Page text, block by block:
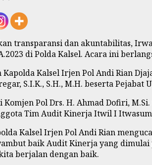
transparansi dan akuntabilitas,
di Polda Kalsel. Acara ini
Kalsel Irjen Pol Andi Rian
S.I.K., S.H., M.H. beserta Pejabat
Pol Drs. H. Ahmad Dofiri,
Tim Audit Kinerja Itwil I
Kalsel Irjen Pol Andi Rian
baik Audit Kinerja yang
berjalan dengan baik.